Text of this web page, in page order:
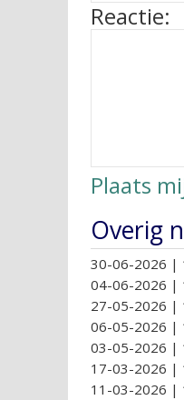
Reactie:
Plaats
Overig
30-06-2026 |
04-06-2026 |
27-05-2026 |
06-05-2026 |
03-05-2026 |
17-03-2026 |
11-03-2026 |